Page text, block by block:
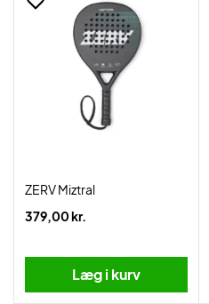
ZERV Miztral
379,00 kr.
Læg i kurv